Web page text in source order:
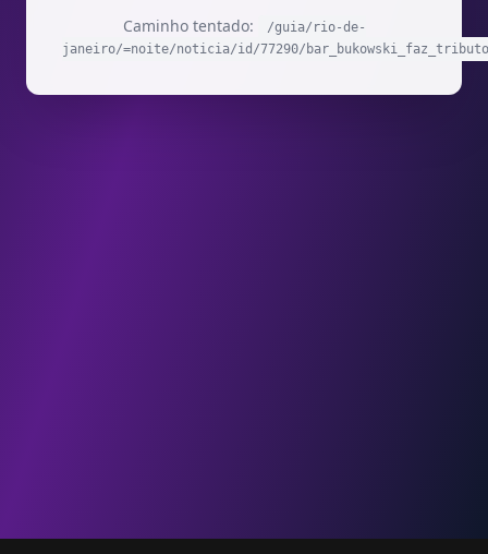
Caminho tentado:
/guia/rio-de-
janeiro/=noite/noticia/id/77290/